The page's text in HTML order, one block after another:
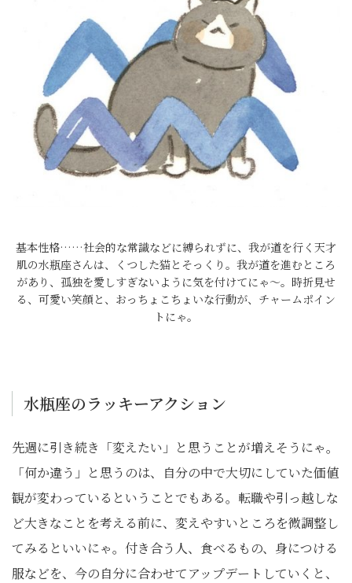
基本性格……社会的な常識などに縛られずに、我が道を行く天才
肌の水瓶座さんは、くつした猫とそっくり。我が道を進むところ
があり、孤独を愛しすぎないように気を付けてにゃ～。時折見せ
る、可愛い笑顔と、おっちょこちょいな行動が、チャームポイン
トにゃ。
水瓶座のラッキーアクション
先週に引き続き「変えたい」と思うことが増えそうにゃ。
「何か違う」と思うのは、自分の中で大切にしていた価値
観が変わっているということでもある。転職や引っ越しな
ど大きなことを考える前に、変えやすいところを微調整し
てみるといいにゃ。付き合う人、食べるもの、身につける
服などを、今の自分に合わせてアップデートしていくと、